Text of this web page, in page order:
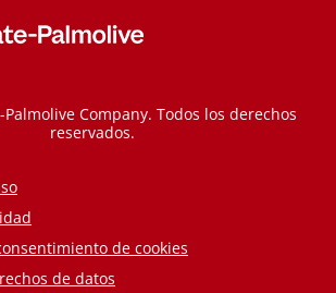
Company. Todos los derechos
reservados.
de cookies
de datos